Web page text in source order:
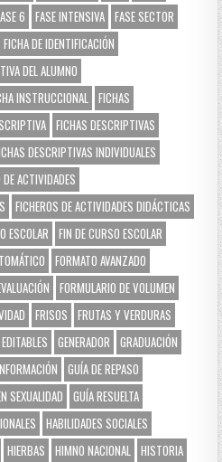
6 FASE INTENSIVA FASE SECTOR
FICHA DE IDENTIFICACIÓN
DEL ALUMNO
INSTRUCCIONAL FICHAS
FICHAS DESCRIPTIVAS
DESCRIPTIVAS INDIVIDUALES
DE ACTIVIDADES
FICHEROS DE ACTIVIDADES DIDÁCTICAS
ESCOLAR
FIN DE CURSO ESCOLAR
FORMATO AVANZADO
FORMULARIO DE VOLUMEN
FRISOS
FRUTAS Y VERDURAS
GENERADOR
GRADUACIÓN
GUÍA DE REPASO
SEXUALIDAD
GUÍA RESUELTA
HABILIDADES SOCIALES
HIERBAS HIMNO NACIONAL HISTORIA